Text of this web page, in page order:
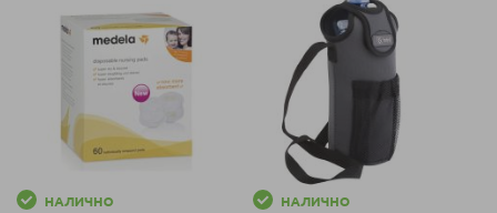
НАЛИЧНО НАЛИЧНО